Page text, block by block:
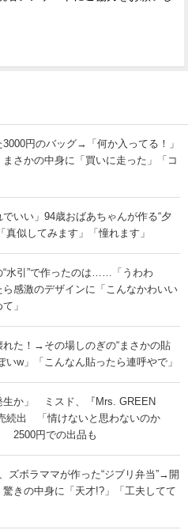
3000円のバッグ→「何か入ってる！」
かの中身に「買いに走った」「コ
でいい」94歳おばあちゃんが作る“夕
真似してみます」「憧れます」
“水引”で作ったのは……「うわわ
感激のデザインに「こんなかわいい
」
れた！→その場しのぎの“まさかの貼
いw」「こんなん貼ったら連呼やで」
生か」 ミスド、『Mrs. GREEN
続出 「情けないと思わないのか
2500円での出品も
ズボラママが作った“ジブリ弁当”→開
の中身に「天才!?」「工夫してて